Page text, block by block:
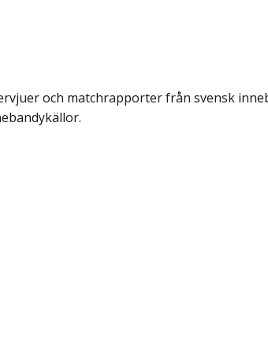
och matchrapporter från svensk